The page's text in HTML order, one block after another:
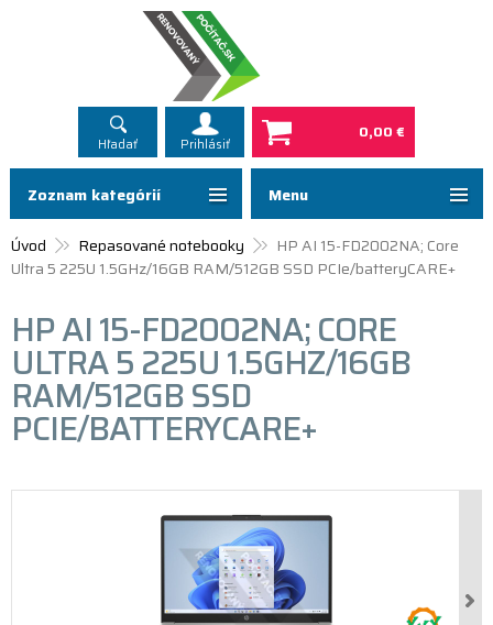
Hľadať Prihlásiť
0,00 €
Menu
Úvod Repasované notebooky
HP AI 15-FD2002NA; Core
Ultra 5 225U 1.5GHz/16GB RAM/512GB SSD PCIe/batteryCARE+
HP AI 15-FD2002NA; CORE
ULTRA 5 225U 1.5GHZ/16GB
RAM/512GB SSD
PCIE/BATTERYCARE+
Zoznam kategórií